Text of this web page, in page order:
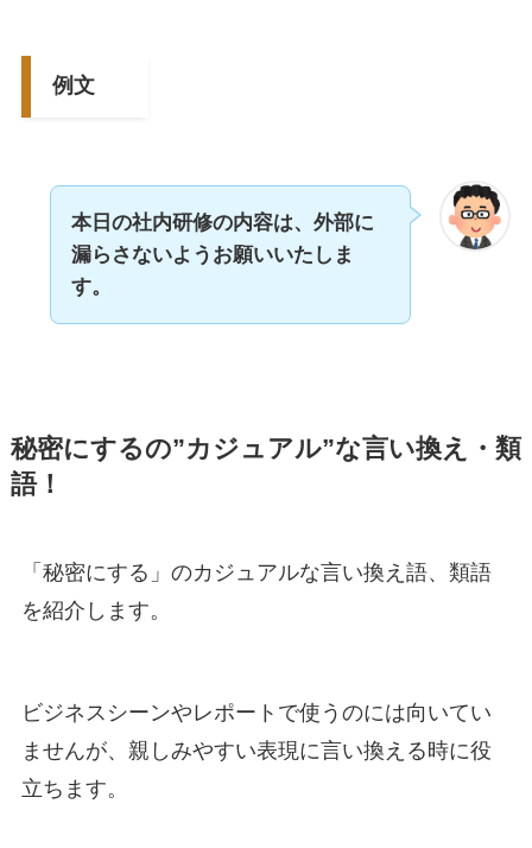
例文
本日の社内研修の内容は、外部に
漏らさないようお願いいたしま
す。
秘密にするの”カジュアル”な言い換え・類
語！
「秘密にする」のカジュアルな言い換え語、類語
を紹介します。
ビジネスシーンやレポートで使うのには向いてい
ませんが、親しみやすい表現に言い換える時に役
立ちます。